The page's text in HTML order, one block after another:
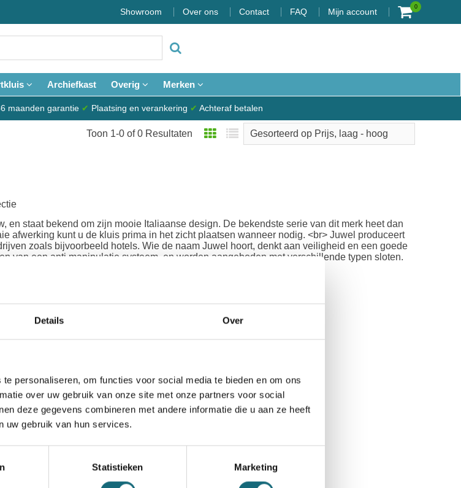
Details Over
personaliseren, om functies voor social media te bieden en om ons
over uw gebruik van onze site met onze partners voor social
deze gegevens combineren met andere informatie die u aan ze heeft
uw gebruik van hun services.
Statistieken Marketing
Showroom Over ons Contact FAQ Mijn account
0
Archiefkast Overig Merken
maanden garantie ✔ Plaatsing en verankering ✔ Achteraf betalen
Toon 1-0 of 0 Resultaten
en staat bekend om zijn mooie Italiaanse design. De bekendste serie van dit merk heet dan
afwerking kunt u de kluis prima in het zicht plaatsen wanneer nodig. <br> Juwel produceert
zoals bijvoorbeeld hotels. Wie de naam Juwel hoort, denkt aan veiligheid en een goede
van een anti manipulatie systeem, en worden aangeboden met verschillende typen sloten.
de Raat kluis? Bel snel een van onze kluisadviseurs: